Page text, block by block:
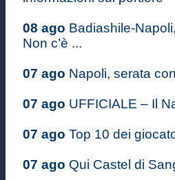
08 ago Badiashile-
Non c’è ...
07 ago Napoli, serata
07 ago UFFICIALE – Il
07 ago Top 10 dei
07 ago Qui Castel di